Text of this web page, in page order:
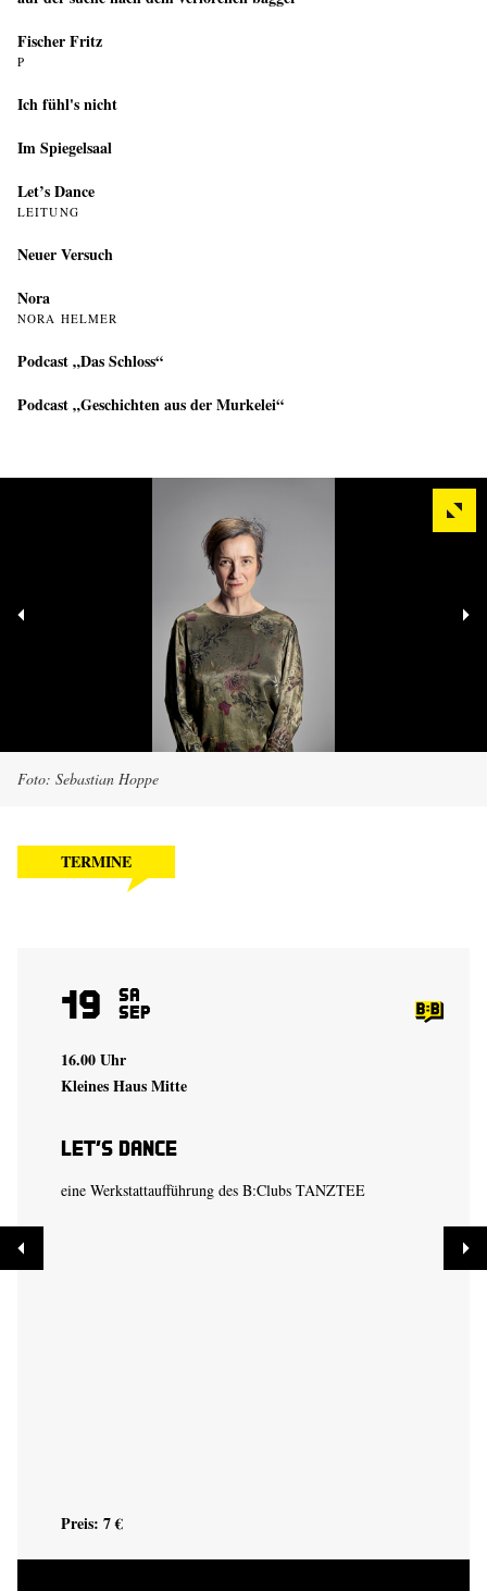
Fischer Fritz
P
Ich fühl's nicht
Im Spiegelsaal
Let’s Dance
LEITUNG
Neuer Versuch
Nora
NORA HELMER
Podcast „Das Schloss“
Podcast „Geschichten aus der Murkelei“
Foto: Sebastian Hoppe
TERMINE
19 Sa
Sep
16.00 Uhr
Kleines Haus Mitte
Let’s Dance
eine Werkstattaufführung des B:Clubs TANZTEE
Preis: 7 €